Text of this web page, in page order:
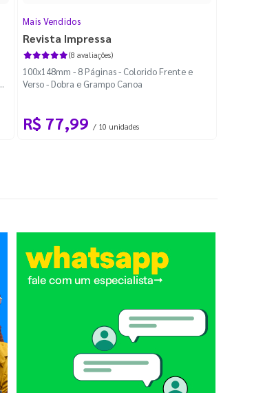
Mais Vendidos
Revista Impressa
(8 avaliações)
100x148mm - 8 Páginas - Colorido Frente e
Verso - Dobra e Grampo Canoa
R$ 77,99 / 10 unidades